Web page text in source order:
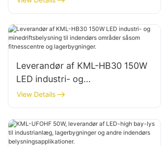
Leverandør af KML-HB30 150W
LED industri- og
minedriftsbelysning til indendørs
områder såsom fitnesscentre og
lagerbygninger.
View Details